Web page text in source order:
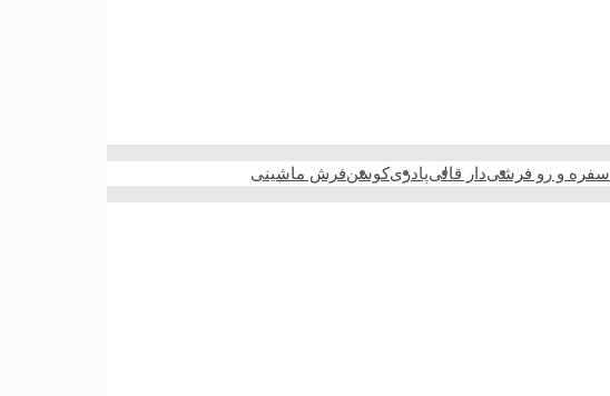
سفره و رو فرشیدار قالیپادریکوسنفرش ماشینی